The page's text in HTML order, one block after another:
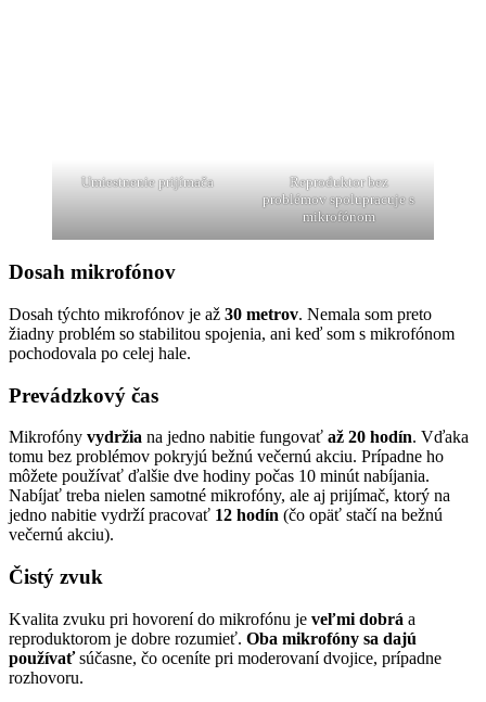
Umiestnenie prijímača
Reproduktor bez
problémov spolupracuje s
mikrofónom
Dosah mikrofónov
Dosah týchto mikrofónov je až 30 metrov. Nemala som preto
žiadny problém so stabilitou spojenia, ani keď som s mikrofónom
pochodovala po celej hale.
Prevádzkový čas
Mikrofóny vydržia na jedno nabitie fungovať až 20 hodín. Vďaka
tomu bez problémov pokryjú bežnú večernú akciu. Prípadne ho
môžete používať ďalšie dve hodiny počas 10 minút nabíjania.
Nabíjať treba nielen samotné mikrofóny, ale aj prijímač, ktorý na
jedno nabitie vydrží pracovať 12 hodín (čo opäť stačí na bežnú
večernú akciu).
Čistý zvuk
Kvalita zvuku pri hovorení do mikrofónu je veľmi dobrá a
reproduktorom je dobre rozumieť. Oba mikrofóny sa dajú
používaťsúčasne, čo oceníte pri moderovaní dvojice, prípadne
rozhovoru.